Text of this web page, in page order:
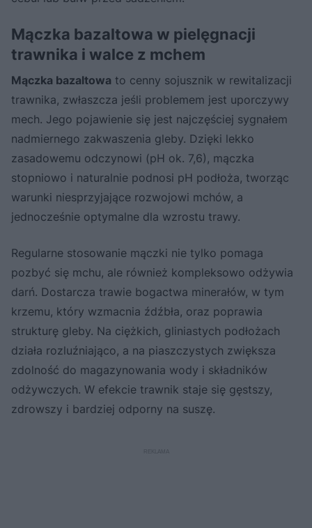
Mączka bazaltowa w pielęgnacji
trawnika i walce z mchem
Mączka bazaltowa to cenny sojusznik w rewitalizacji
trawnika, zwłaszcza jeśli problemem jest uporczywy
mech. Jego pojawienie się jest najczęściej sygnałem
nadmiernego zakwaszenia gleby. Dzięki lekko
zasadowemu odczynowi (pH ok. 7,6), mączka
stopniowo i naturalnie podnosi pH podłoża, tworząc
warunki niesprzyjające rozwojowi mchów, a
jednocześnie optymalne dla wzrostu trawy.
Regularne stosowanie mączki nie tylko pomaga
pozbyć się mchu, ale również kompleksowo odżywia
darń. Dostarcza trawie bogactwa minerałów, w tym
krzemu, który wzmacnia źdźbła, oraz poprawia
strukturę gleby. Na ciężkich, gliniastych podłożach
działa rozluźniająco, a na piaszczystych zwiększa
zdolność do magazynowania wody i składników
odżywczych. W efekcie trawnik staje się gęstszy,
zdrowszy i bardziej odporny na suszę.